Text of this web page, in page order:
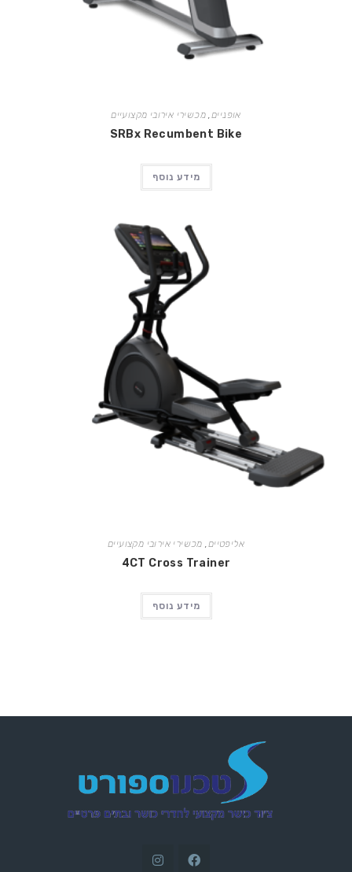
אופניים,מכשירי אירובי מקצועיים
SRBx Recumbent Bike
מידע נוסף
אליפטיים,מכשירי אירובי מקצועיים
4CT Cross Trainer
מידע נוסף